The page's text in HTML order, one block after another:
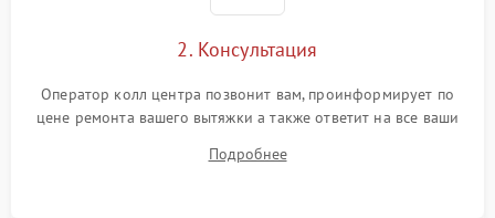
2. Консультация
Оператор колл центра позвонит вам, проинформирует по
цене ремонта вашего вытяжки а также ответит на все ваши
Подробнее